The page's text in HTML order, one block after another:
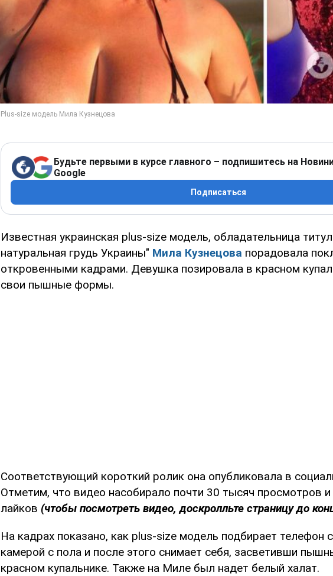
Будьте первыми в курсе главного – подпишитесь на
Google
Подписаться
Известная украинская plus-size модель, обладательница
натуральная грудь Украины" Мила Кузнецова порадовала
откровенными кадрами. Девушка позировала в красном
свои пышные формы.
Соответствующий короткий ролик она опубликовала в
Отметим, что видео насобирало почти 30 тысяч просмотров
лайков (чтобы посмотреть видео, доскролльте страницу до
На кадрах показано, как plus-size модель подбирает телефон
камерой с пола и после этого снимает себя, засветивши
красном купальнике. Также на Миле был надет белый халат.